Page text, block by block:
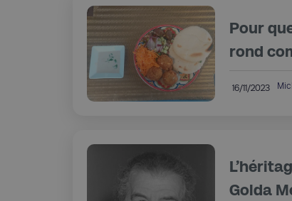
Pour
rond
16/11/2023
Golda